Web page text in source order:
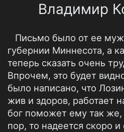
Владимир
Письмо было от ее
губернии Миннесота, а
теперь сказать очень
Впрочем, это будет
было написано, что
жив и здоров, работает
бог поможет ему так же,
пор, то надеется скоро